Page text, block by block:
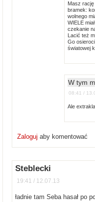
Masz
bramek:
wolnego
WIELE
czekanie
Lacić też
Go
światowej
W tym
08:41 /
Ale
Zalogujaby komentować
Steblecki
19:41 / 12.07.13
ładnie tam Seba hasał po